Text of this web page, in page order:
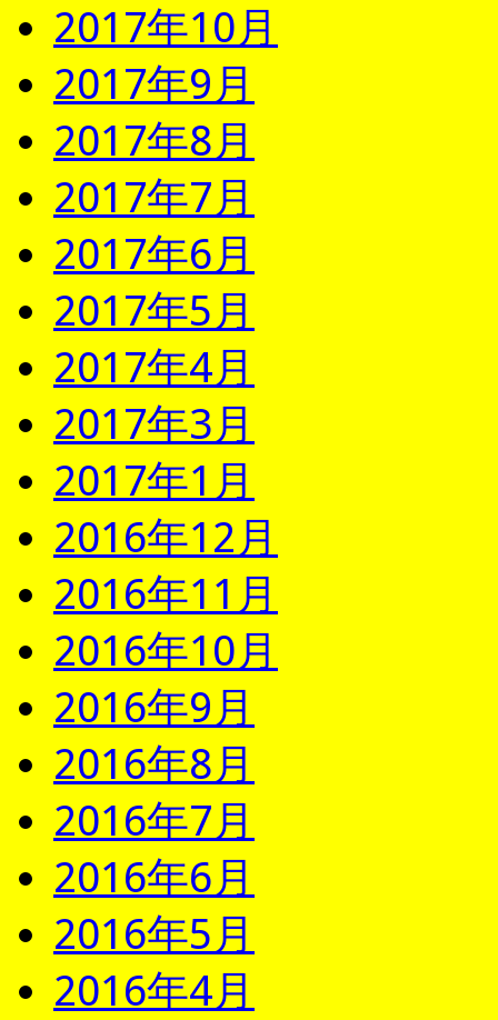
2017年10月
2017年9月
2017年8月
2017年7月
2017年6月
2017年5月
2017年4月
2017年3月
2017年1月
2016年12月
2016年11月
2016年10月
2016年9月
2016年8月
2016年7月
2016年6月
2016年5月
2016年4月